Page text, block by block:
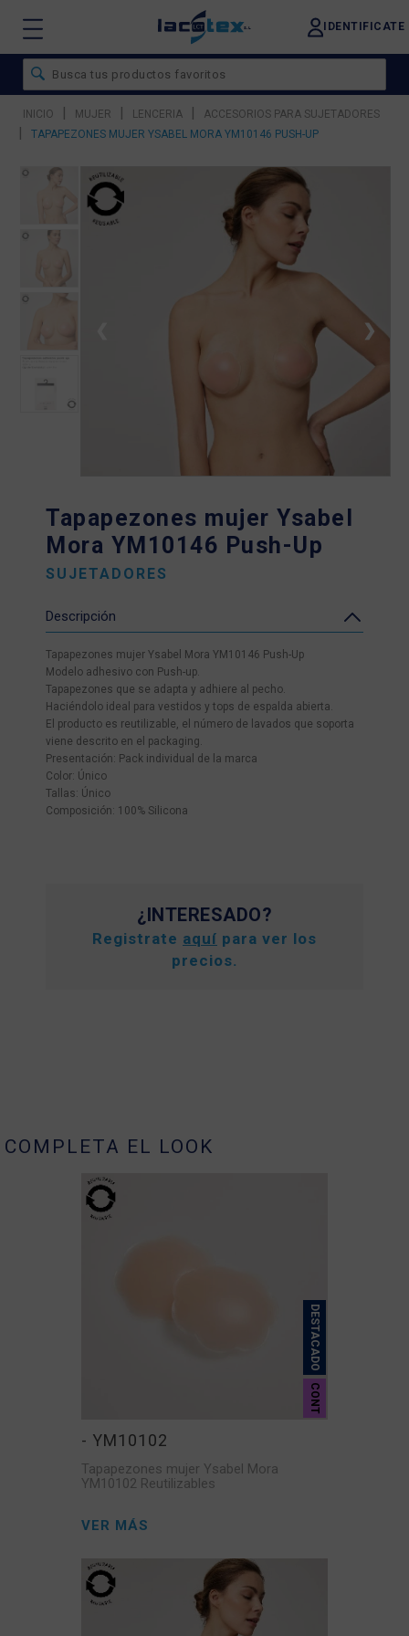
IDENTIFICATE
INICIO | MUJER | LENCERIA | ACCESORIOS PARA SUJETADORES
| TAPAPEZONES MUJER YSABEL MORA YM10146 PUSH-UP
❯
Tapapezones mujer Ysabel
Mora YM10146 Push-Up
SUJETADORES
Descripción
Tapapezones mujer Ysabel Mora YM10146 Push-Up
Modelo adhesivo con Push-up.
Tapapezones que se adapta y adhiere al pecho.
Haciéndolo ideal para vestidos y tops de espalda abierta.
El producto es reutilizable, el número de lavados que soporta
viene descrito en el packaging.
Presentación: Pack individual de la marca
Color: Único
Tallas: Único
Composición: 100% Silicona
¿INTERESADO?
Registrate aquí para ver los
precios.
COMPLETA EL LOOK
DESTACADO
CONT
- YM10102
Tapapezones mujer Ysabel Mora
YM10102 Reutilizables
VER MÁS